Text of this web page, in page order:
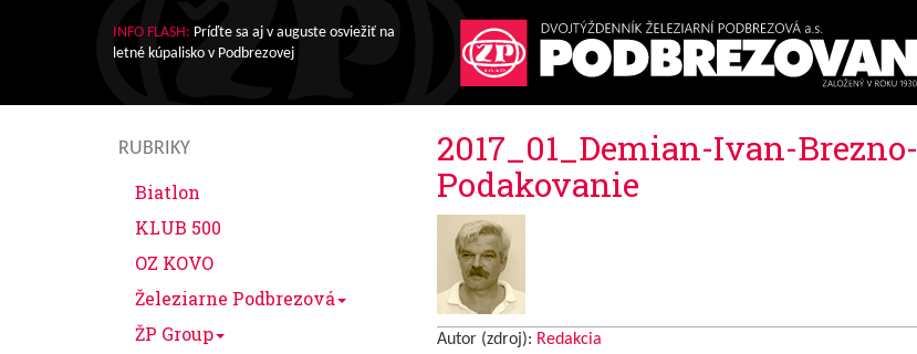
INFO FLASH: Príďte sa aj v auguste osviežiť na
letné kúpalisko v Podbrezovej
RUBRIKY
Biatlon
KLUB 500
OZ KOVO
Železiarne Podbrezová
ŽP Group
2017_01_Demian-Ivan-Brezno-
Podakovanie
Autor (zdroj): Redakcia